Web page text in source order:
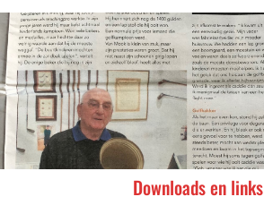
Downloads en links